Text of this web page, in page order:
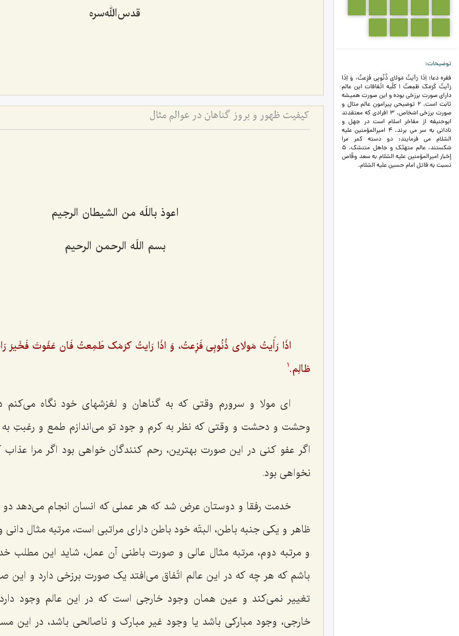
توضیحات
فقره دعا: اِذَا رَأيتُ مَولاي ذُنُوبِي فَزِعتُ، وَ اِذَا
رَأيتُ كَرَمَكَ طَمِعتُ 1 کلّیه اتّفاقات این عالم
دارای صورت برزخی بوده و این صورت همیشه
ثابت است. 2 توضیحی پیرامون عالم مثال و
صورت برزخی اشخاص. 3 افرادی که معتقدند
ابوحنیفه از مفاخر اسلام است در جهل و
نادانی به سر می برند. 4 امیرالمؤمنین علیه
السّلام می فرمایند: دو دسته کمر مرا
شکستند، عالم متهتّک و جاهل متنسّک. 5
إخبار امیرالمؤمنین علیه السّلام به سعد وقّاص
نسبت به قاتل امام حسین علیه السّلام.
قدس‌الله‌سره
كیفیت ظهور و بروز گناهان در عوالم مثال
اعوذ باللَه من الشیطان الرجیم‌
بسم اللَه الرحمن الرحیم‌
اذَا رَأَیتُ مَولاى ذُنُوبِى فَزِعتُ، وَ اذَا رَایتُ کرَمَک طَمِعتُ فَان عَفَوتَ فَخَیرَ
ظالِم.1
ای مولا و سرورم وقتی که به گناهان و لغزشهای خود نگاه
وحشت و دحشت و وقتی که نظر به کرم و جود تو می‌اندازم طمع و رغبتِ به
اگر عفو کنی در این صورت بهترین، رحم کنندگان خواهی بود اگر مرا
نخواهی بود.
خدمت رفقا و دوستان عرض شد که هر عملی که انسان انجام می‌دهد دو
ظاهر و یکی جنبه باطن، البتّه خود باطن دارای مراتبی است، مرتبه مثال
و مرتبه دوم، مرتبه مثال عالی و صورت باطنی آن عمل، شاید این مطلب
باشم که هر چه که در این عالم اتّفاق می‌افتد یک صورت برزخی دارد و این
تغییر نمی‌کند و عین همان وجود خارجی است که در این عالم وجود
خارجی، وجود مبارکی باشد یا وجود غیر مبارک و ناصالحی باشد، در این